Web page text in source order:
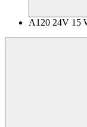
A120 24V 15